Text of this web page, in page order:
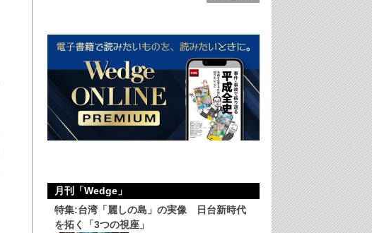
月刊「Wedge」
特集:台湾「麗しの島」の実像 日台新時代
を拓く「3つの視座」